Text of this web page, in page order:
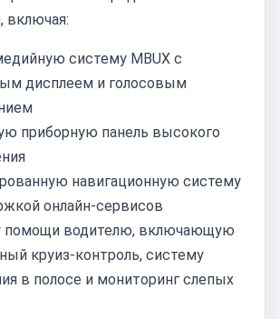
включая:
систему MBUX с
дисплеем и голосовым
приборную панель высокого
навигационную систему
онлайн-сервисов
помощи водителю, включающую
круиз-контроль, систему
в полосе и мониторинг слепых